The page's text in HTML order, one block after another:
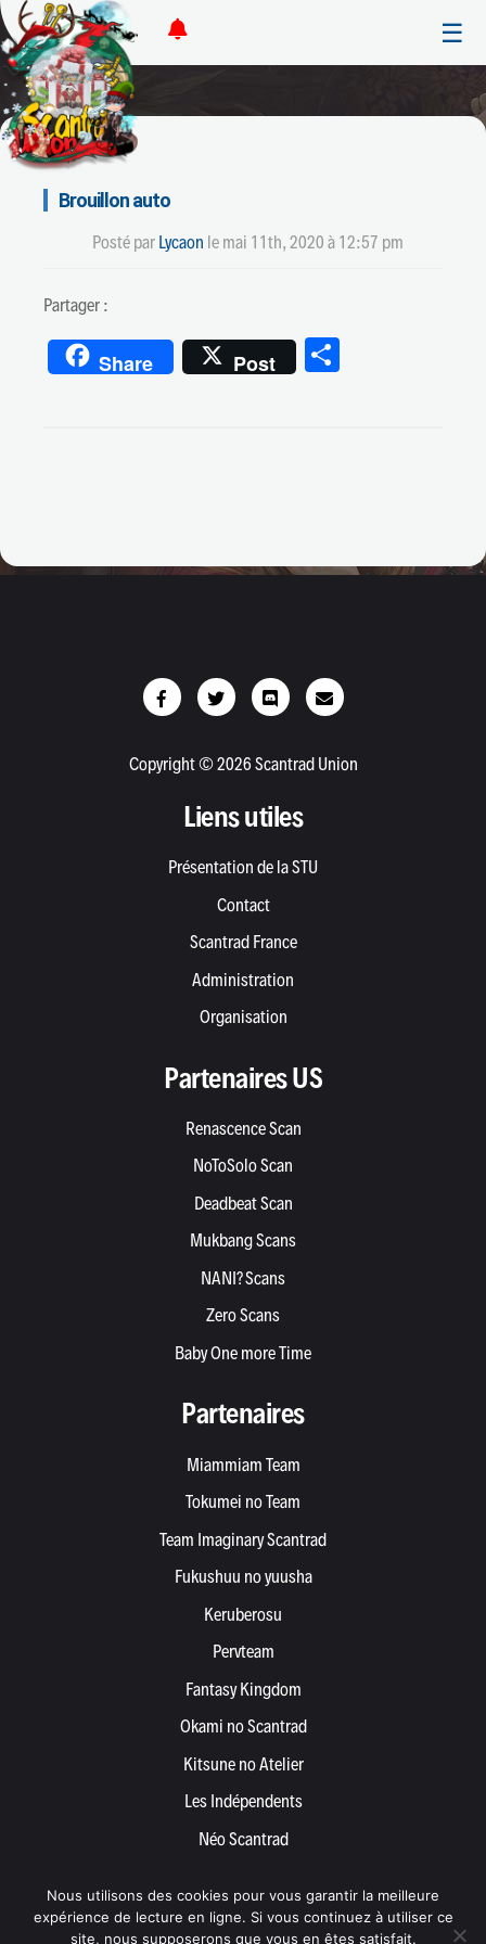
☰
Brouillon auto
Posté par Lycaon le mai 11th, 2020 à 12:57 pm
Partager :
Share Post
Copyright © 2026 Scantrad Union
Liens utiles
Présentation de la STU
Contact
Scantrad France
Administration
Organisation
Partenaires US
Renascence Scan
NoToSolo Scan
Deadbeat Scan
Mukbang Scans
NANI? Scans
Zero Scans
Baby One more Time
Partenaires
Miammiam Team
Tokumei no Team
Team Imaginary Scantrad
Fukushuu no yuusha
Keruberosu
Pervteam
Fantasy Kingdom
Okami no Scantrad
Kitsune no Atelier
Les Indépendents
Néo Scantrad
Devenir partenaire
Nous utilisons des cookies pour vous garantir la meilleure
expérience de lecture en ligne. Si vous continuez à utiliser ce
site, nous supposerons que vous en êtes satisfait.